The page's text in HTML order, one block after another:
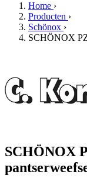
Home ›
Producten ›
Schönox ›
SCHÖNOX
SCHÖNOX